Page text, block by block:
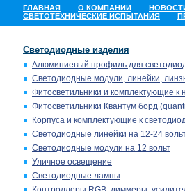
ГЛАВНАЯ О КОМПАНИИ
СВЕТОТЕХНИЧЕСКИЕ ИСПЫТАНИЯ
Светодиодные изделия
Алюминиевый профиль для
Светодиодные модули, линейки,
Фитосветильники и комплектующие к
Фитосветильники Квантум борд
Корпуса и комплектующие к
Светодиодные линейки на 12-24
Светодиодные модули на 12 вольт
Уличное освещение
Светодиодные лампы